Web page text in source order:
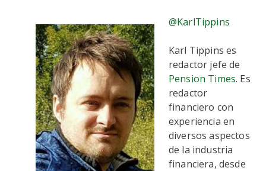
@KarlTippins
Karl Tippins es
redactor jefe de
Pension Times. Es
redactor
financiero con
experiencia en
diversos aspectos
de la industria
financiera, desde